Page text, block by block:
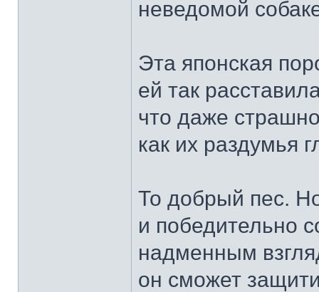
неведомой
Эта японская
ей так
что даже
как их раздумья
То добрый пес.
и победительно
надменным
он сможет